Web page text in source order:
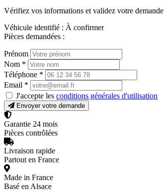
Vérifiez vos informations et validez votre demande
Véhicule identifié : À confirmer
Pièces demandées :
Prénom
Nom *
Téléphone *
Email *
J'accepte les conditions générales d'utilisation
Envoyer votre demande
Garantie 24 mois
Pièces contrôlées
Livraison rapide
Partout en France
Made in France
Basé en Alsace